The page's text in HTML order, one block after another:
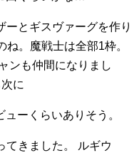
ーとギスヴァーグを作り
。魔戦士は全部1枠。
ンも仲間になりまし
に
ーくらいありそう。
きました。
ルギウ